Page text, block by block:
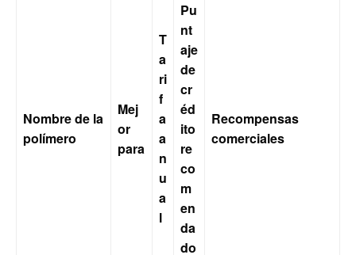
Nombre de la
polímero
Mej
or
para
T
a
ri
f
a
a
n
u
a
l
Pu
nt
aje
de
cr
éd
ito
re
co
m
en
da
do
Recompensas
comerciales